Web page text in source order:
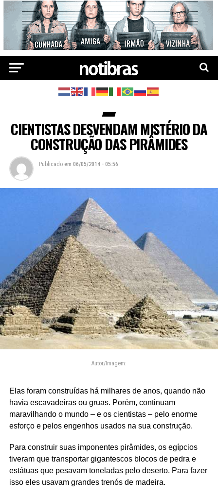
CIENTISTAS DESVENDAM MISTÉRIO DA
CONSTRUÇÃO DAS PIRÂMIDES
Publicado em 06/05/2014 - 05:56
Autor/Imagem:
Elas foram construídas há milhares de anos, quando não
havia escavadeiras ou gruas. Porém, continuam
maravilhando o mundo – e os cientistas – pelo enorme
esforço e pelos engenhos usados na sua construção.
Para construir suas imponentes pirâmides, os egípcios
tiveram que transportar gigantescos blocos de pedra e
estátuas que pesavam toneladas pelo deserto. Para fazer
isso eles usavam grandes trenós de madeira.